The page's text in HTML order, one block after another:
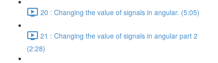
20 : Changing the value of signals in angular. (5:05)
21 : Changing the value of signals in angular part 2
(2:28)